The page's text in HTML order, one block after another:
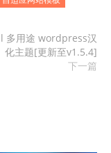
多用途 wordpress汉
化主题[更新至v1.5.4]
下一篇